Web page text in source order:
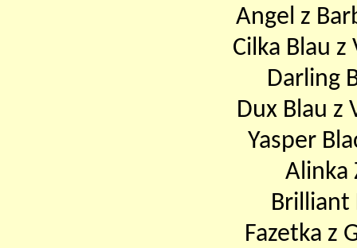
Angel z
Cilka Blau
Darling
Dux Blau z
Yasper
Alinka
Brilliant
Fazetka z